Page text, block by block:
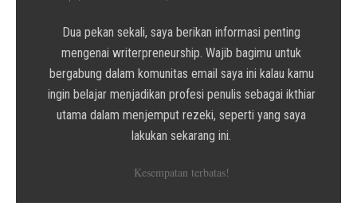
Dua pekan sekali, saya berikan informasi penting
mengenai writerpreneurship. Wajib bagimu untuk
bergabung dalam komunitas email saya ini kalau kamu
ingin belajar menjadikan profesi penulis sebagai ikthiar
utama dalam menjemput rezeki, seperti yang saya
lakukan sekarang ini.
Kesempatan terbatas!